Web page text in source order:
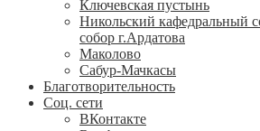
Ключевская пустынь
Никольский кафедральный
собор г.Ардатова
Маколово
Сабур-Мачкасы
Благотворительность
Соц. сети
ВКонтакте